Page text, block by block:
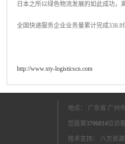
日本之所以绿色物流发展的如此成功，
全国快递服务企业业务量累计完成
http://www.xty-logisticscn.com
地点： 广东省 广州
您是第3796814位访
技术支持： 八方资源